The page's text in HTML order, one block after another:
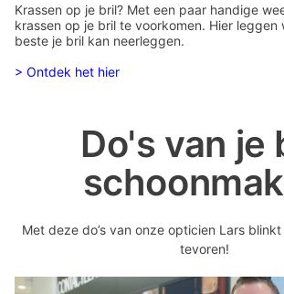
Krassen op je bril? Met een paar handige
krassen op je bril te voorkomen. Hier leggen
beste je bril kan neerleggen.
> Ontdek het hier
Do's van je
Met deze do’s van onze opticien Lars
tevoren!